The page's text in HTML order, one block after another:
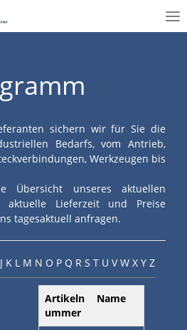
sichern wir für Sie die
Bedarfs, vom Antrieb,
Werkzeugen bis
Übersicht unseres aktuellen
aktuelle Lieferzeit und Preise
tagesaktuell anfragen.
J K L M N O P Q R S T U V W X Y Z
Artikeln
ummer
Name